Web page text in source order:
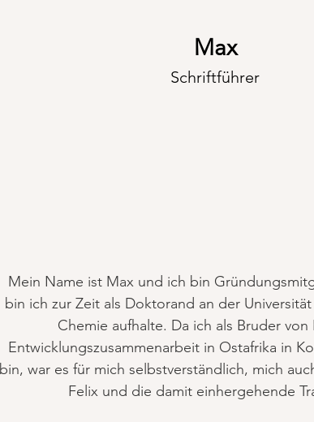
Max
Schriftführer
Mein Name ist Max und ich bin
bin ich zur Zeit als Doktorand an der
Chemie aufhalte. Da ich als Bruder
Entwicklungszusammenarbeit in Ostafrika in
bin, war es für mich selbstverständlich, mich
Felix und die damit einhergehende